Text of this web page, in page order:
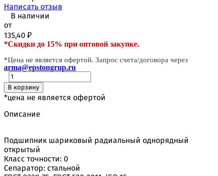
Написать отзыв
В наличии
от
135,40 ₽
*Скидки до 15% при оптовой закупке.
*Цена не является офертой. Запрос счета/договора через
arma@epstongrup.ru
В корзину
*цена не является офертой
Описание
Подшипник шариковый радиальный однорядный
открытый
Класс точности: 0
Сепаратор: стальной